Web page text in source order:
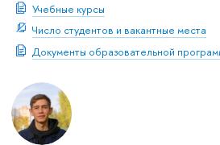
Учебные курсы
Число студентов и вакантные места
Документы образовательной